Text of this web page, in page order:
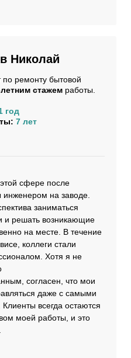
Николай
по ремонту бытовой
стажемработы.
год
7 лет
сфере после
инженером на заводе.
заниматься
и решать возникающие
на месте. В течение
коллеги стали
Хотя я не
согласен, что мои
даже с самыми
всегда остаются
моей работы, и это